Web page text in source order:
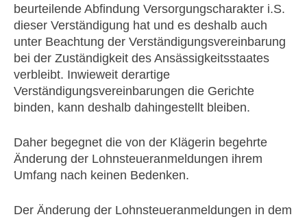
beurteilende Abfindung Versorgungscharakter i.S.
dieser Verständigung hat und es deshalb auch
unter Beachtung der Verständigungsvereinbarung
bei der Zuständigkeit des Ansässigkeitsstaates
verbleibt. Inwieweit derartige
Verständigungsvereinbarungen die Gerichte
binden, kann deshalb dahingestellt bleiben.
Daher begegnet die von der Klägerin begehrte
Änderung der Lohnsteueranmeldungen ihrem
Umfang nach keinen Bedenken.
Der Änderung der Lohnsteueranmeldungen in dem